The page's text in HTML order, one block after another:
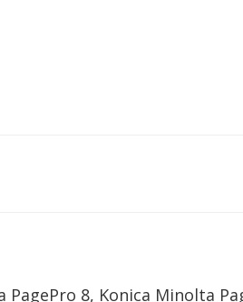
PagePro 8, Konica Minolta